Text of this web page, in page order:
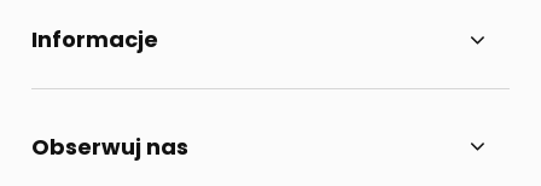
Informacje
Obserwuj nas